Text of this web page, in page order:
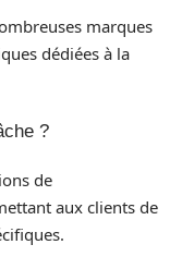
marques
dédiées à la
?
de
aux clients de